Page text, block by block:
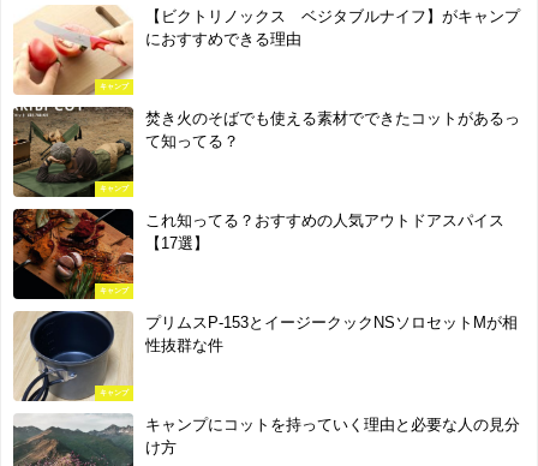
キャンプ
【ビクトリノックス ベジタブルナイフ】がキャンプ
におすすめできる理由
キャンプ
焚き火のそばでも使える素材でできたコットがあるっ
て知ってる？
キャンプ
これ知ってる？おすすめの人気アウトドアスパイス
【17選】
キャンプ
プリムスP-153とイージークックNSソロセットMが相
性抜群な件
キャンプにコットを持っていく理由と必要な人の見分
け方